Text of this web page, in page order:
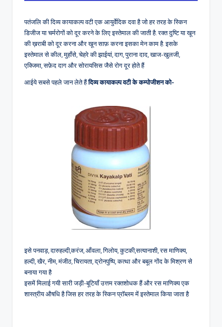
पतंजलि की दिव्य कायाकल्प वटी एक आयुर्वेदिक दवा है जो हर तरह के स्किन
डिजीज या चर्मरोगों को दूर करने के लिए इस्तेमाल की जाती है. रक्त दुष्टि या खून
की ख़राबी को दूर करना और खून साफ़ करना इसका मेन काम है. इसके
इस्तेमाल से कील, मुहाँसे, चेहरे की झाईयां, दाग, पुराना दाद, खाज-खुलजी,
एक्जिमा, सफ़ेद दाग और सोरायसिस जैसे रोग दूर होते हैं
आईये सबसे पहले जान लेते हैंदिव्य कायाकल्प वटी के कम्पोजीशन को-
इसे पनवाड़, दारुहल्दी,करंज, आँवला, गिलोय, कुटकी,सत्यानाशी, रस माणिक्य,
हल्दी, खैर, नीम, मंजीठ, चिरायता, द्रोनपुष्पि, कत्था और बबूल गोंद के मिश्रण से
बनाया गया है
इसमें मिलाई गयी सारी जड़ी-बूटियाँ उत्तम रक्तशोधक हैं और रस माणिक्य एक
शास्त्रीय औषधि है जिस हर तरह के स्किन प्रॉब्लम में इस्तेमाल किया जाता है